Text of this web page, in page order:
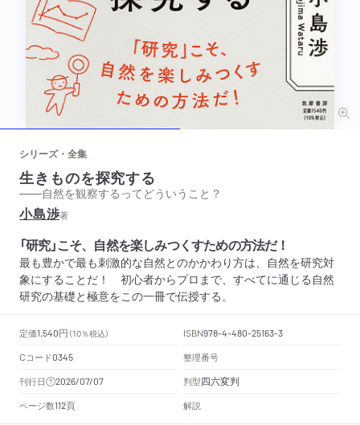
シリーズ・全集
生きものを探究する
——自然を観察するってどういうこと？
小島渉著
「研究」こそ、自然を楽しみつくすための方法だ！
最も豊かで最も刺激的な自然とのかかわり方は、自然を研究対
象にすることだ！ 初心者からプロまで、すべてに通じる自然
研究の基礎と極意をこの一冊で伝授する。
定価1,540円 （10％税込） ISBN978-4-480-25163-3
Cコード0345
整理番号
刊行日
2026/07/07 判型四六変判
ページ数112頁 解説